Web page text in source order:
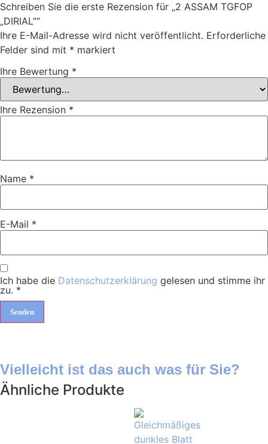
Schreiben Sie die erste Rezension für „2 ASSAM TGFOP
„DIRIAL““
Ihre E-Mail-Adresse wird nicht veröffentlicht. Erforderliche
Felder sind mit * markiert
Ihre Bewertung *
Ihre Rezension *
Name *
E-Mail *
Ich habe die Datenschutzerklärung gelesen und stimme ihr
zu. *
Vielleicht ist das auch was für Sie?
Ähnliche Produkte